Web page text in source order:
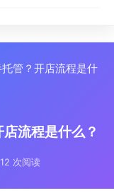
管？开店流程是什
流程是什么？
次阅读